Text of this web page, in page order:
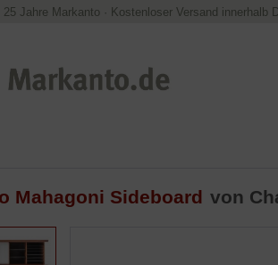
25 Jahre Markanto · Kostenloser Versand innerhalb
Mahagoni Sideboard von